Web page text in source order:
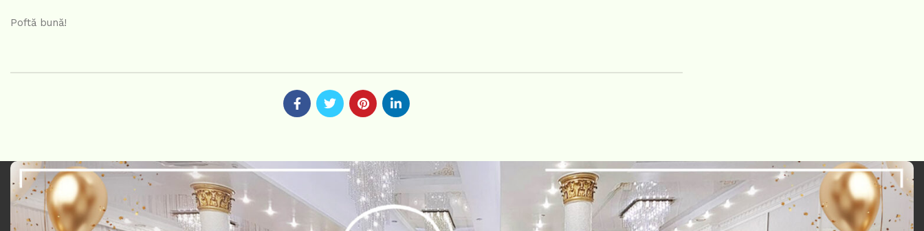
Poftă bună!